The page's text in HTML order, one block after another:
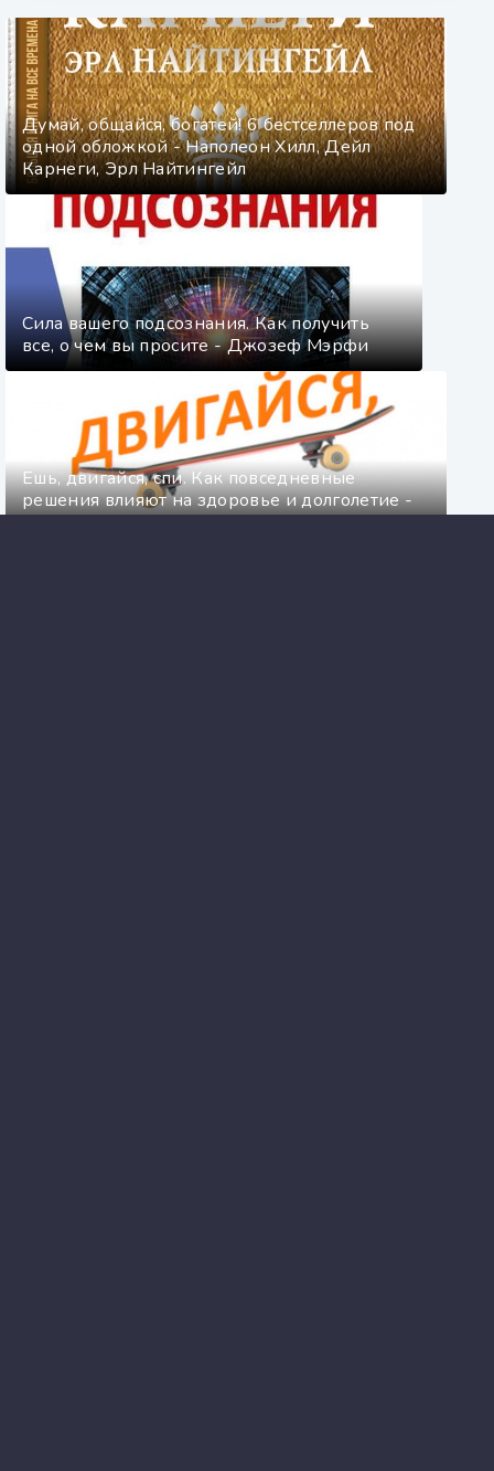
Думай, общайся, богатей! 6 бестселлеров под
одной обложкой - Наполеон Хилл, Дейл
Карнеги, Эрл Найтингейл
Сила вашего подсознания. Как получить
все, о чем вы просите - Джозеф Мэрфи
Ешь, двигайся, спи. Как повседневные
решения влияют на здоровье и долголетие -
Том Рат